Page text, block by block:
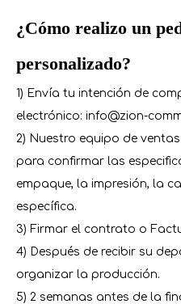
¿Cómo realizo un
personalizado?
1) Envía tu intención de
electrónico: info@zion-
2) Nuestro equipo de
para confirmar las
empaque, la impresión, la
específica.
3) Firmar el contrato o
4) Después de recibir su
organizar la producción.
5) 2 semanas antes de la